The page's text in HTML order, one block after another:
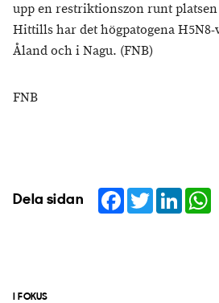
upp en restriktionszon runt
Hittills har det högpatogena
Åland och i Nagu. (FNB)
FNB
Dela sidan Facebook
Twitter
I FOKUS